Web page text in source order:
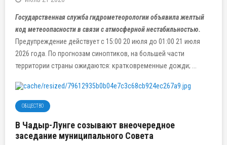
Государственная служба гидрометеорологии объявила желтый
код метеоопасности в связи с атмосферной нестабильностью.
Предупреждение действует с 15:00 20 июля до 01:00 21 июля
2026 года. По прогнозам синоптиков, на большей части
территории страны ожидаются: кратковременные дожди; ...
ОБЩЕСТВО
В Чадыр-Лунге созывают внеочередное
заседание муниципального Совета